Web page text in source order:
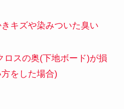
キズや染みついた臭い
ロスの奥(下地ボード)が損
をした場合)